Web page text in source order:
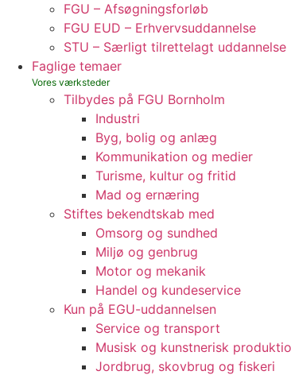
FGU – Afsøgningsforløb
FGU EUD – Erhvervsuddannelse
STU – Særligt tilrettelagt uddannelse
Faglige temaer
Tilbydes på FGU Bornholm
Industri
Byg, bolig og anlæg
Kommunikation og medier
Turisme, kultur og fritid
Mad og ernæring
Stiftes bekendtskab med
Omsorg og sundhed
Miljø og genbrug
Motor og mekanik
Handel og kundeservice
Kun på EGU-uddannelsen
Service og transport
Musisk og kunstnerisk
Jordbrug, skovbrug og fiskeri